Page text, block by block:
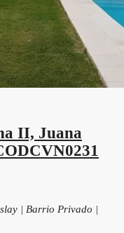
II, Juana
| Barrio Privado |